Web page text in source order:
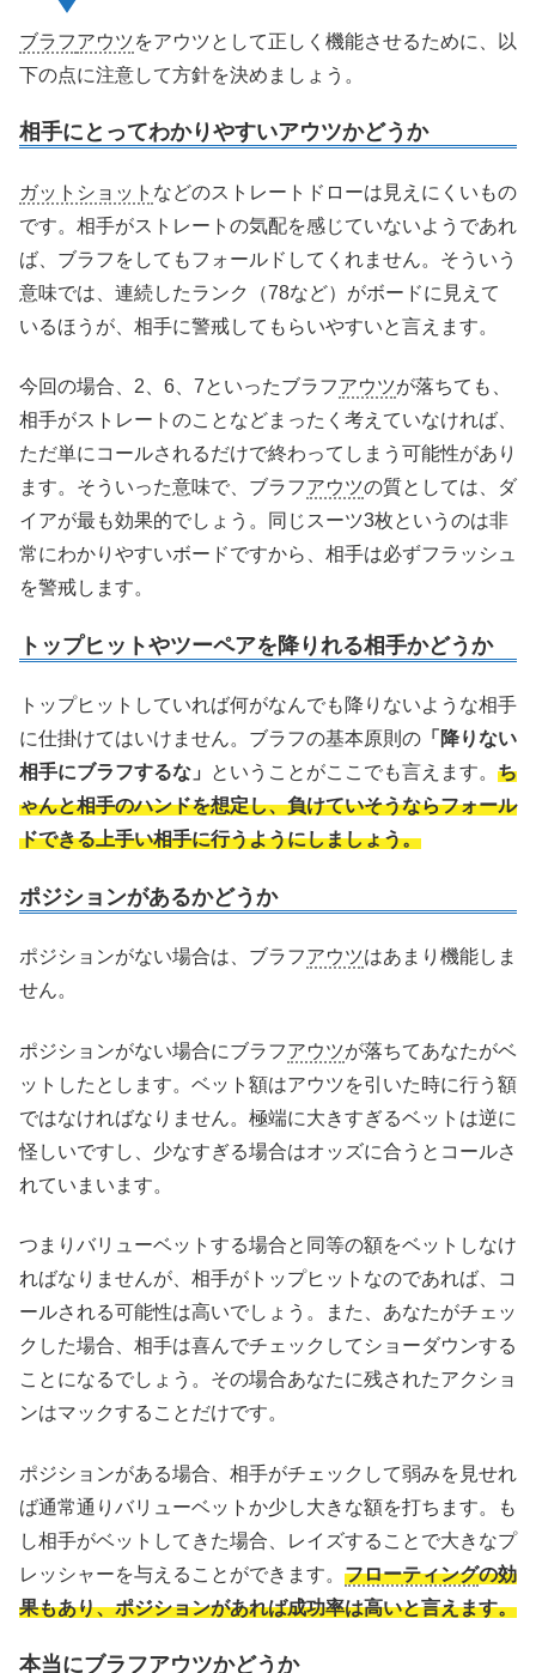
ブラフアウツをアウツとして正しく機能させるために、以
下の点に注意して方針を決めましょう。
相手にとってわかりやすいアウツかどうか
ガットショット などのストレートドローは見えにくいもの
です。相手がストレートの気配を感じていないようであれ
ば、ブラフをしてもフォールドしてくれません。そういう
意味では、連続したランク（78など）がボードに見えて
いるほうが、相手に警戒してもらいやすいと言えます。
今回の場合、2、6、7といったブラフアウツが落ちても、
相手がストレートのことなどまったく考えていなければ、
ただ単にコールされるだけで終わってしまう可能性があり
ます。そういった意味で、ブラフアウツの質としては、ダ
イアが最も効果的でしょう。同じスーツ3枚というのは非
常にわかりやすいボードですから、相手は必ずフラッシュ
を警戒します。
トップヒットやツーペアを降りれる相手かどうか
トップヒットしていれば何がなんでも降りないような相手
に仕掛けてはいけません。ブラフの基本原則の 「降りない
相手にブラフするな」
ということがここでも言えます。 ち
ゃんと相手のハンドを想定し、負けていそうならフォール
ドできる上手い相手に行うようにしましょう。
ポジションがあるかどうか
ポジションがない場合は、ブラフアウツはあまり機能しま
せん。
ポジションがない場合にブラフアウツが落ちてあなたがベ
ットしたとします。ベット額はアウツを引いた時に行う額
ではなければなりません。極端に大きすぎるベットは逆に
怪しいですし、少なすぎる場合はオッズに合うとコールさ
れていまいます。
つまりバリューベットする場合と同等の額をベットしなけ
ればなりませんが、相手がトップヒットなのであれば、コ
ールされる可能性は高いでしょう。また、あなたがチェッ
クした場合、相手は喜んでチェックしてショーダウンする
ことになるでしょう。その場合あなたに残されたアクショ
ンはマックすることだけです。
ポジションがある場合、相手がチェックして弱みを見せれ
ば通常通りバリューベットか少し大きな額を打ちます。も
し相手がベットしてきた場合、レイズすることで大きなプ
レッシャーを与えることができます。 フローティングの効
果もあり、ポジションがあれば成功率は高いと言えます。
本当にブラフアウツかどうか